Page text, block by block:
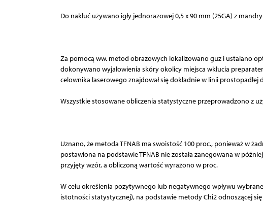
Do nakłuć używano igły jednorazowej 0,5 x 90 mm (25GA) z
Za pomocą ww. metod obrazowych lokalizowano guz i ustalano
dokonywano wyjałowienia skóry okolicy miejsca wkłucia
celownika laserowego znajdował się dokładnie w linii prostopadłej
Wszystkie stosowane obliczenia statystyczne przeprowadzono z
Uznano, że metoda TFNAB ma swoistość 100 proc., ponieważ w
postawiona na podstawie TFNAB nie została zanegowana w
przyjęty wzór, a obliczoną wartość wyrażono w proc.
W celu określenia pozytywnego lub negatywnego wpływu
istotności statystycznej), na podstawie metody Chi2 odnoszącej